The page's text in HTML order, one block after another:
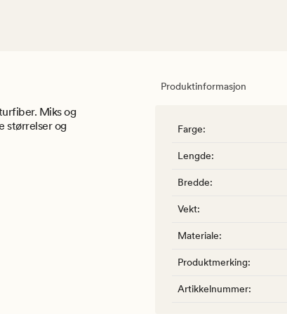
Miks og
størrelser og
Produktinformasjon
Farge:
Lengde:
Bredde:
Vekt:
Materiale:
Produktmerking:
Artikkelnummer: